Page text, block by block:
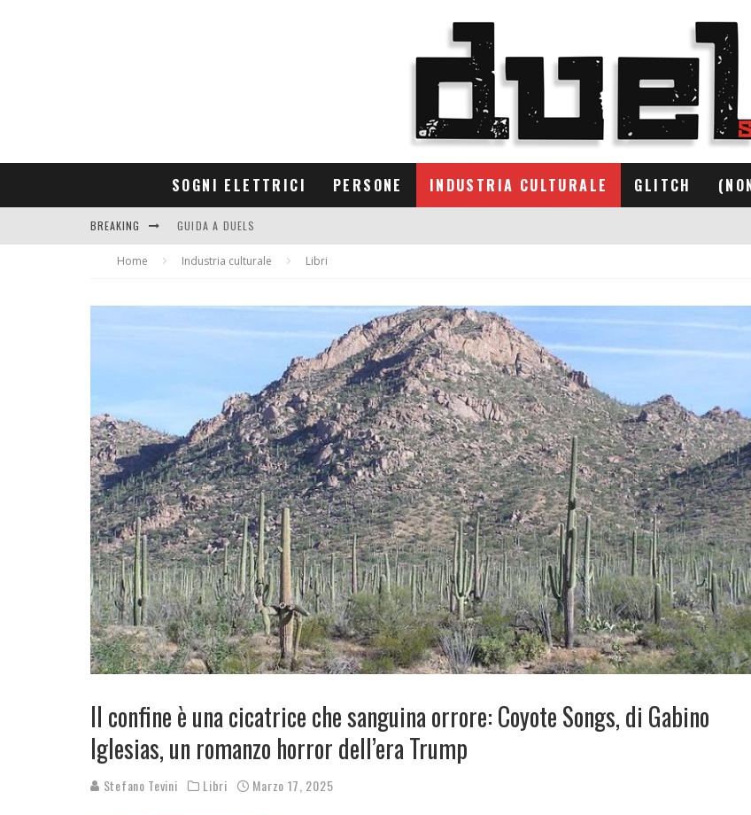
SOGNI ELETTRICI PERSONE INDUSTRIA CULTURALE GLITCH
BREAKING GUIDA A DUELS
CONTRIBUTORS
Home Industria culturale Libri
Il confine è una cicatrice che sanguina orrore: Coyote Songs, di Gabino
Iglesias, un romanzo horror dell’era Trump
Stefano Tevini Libri Marzo 17, 2025